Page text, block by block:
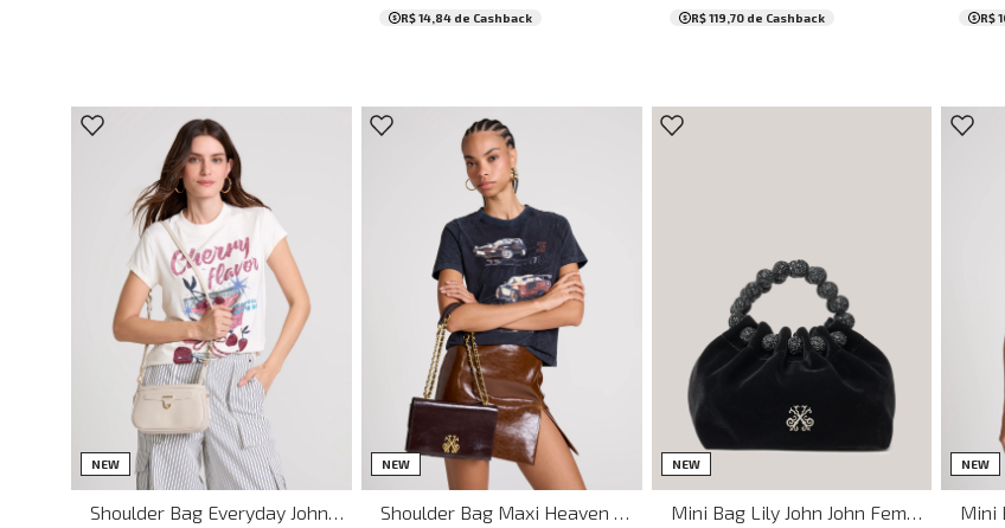
R$ 14,84de Cashback R$ 119,70de Cashback R$
NEW UN NEW UN NEW UN NEW